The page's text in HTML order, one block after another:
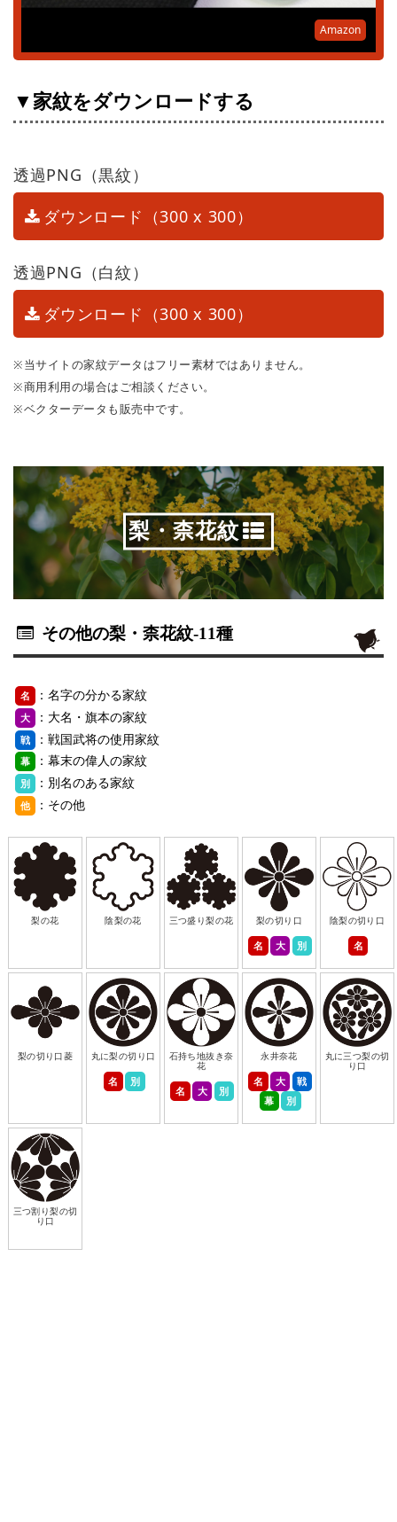
Amazon
▼家紋をダウンロードする
透過PNG（黒紋）
ダウンロード（300 x 300）
透過PNG（白紋）
ダウンロード（300 x 300）
※当サイトの家紋データはフリー素材ではありません。
※商用利用の場合はご相談ください。
※ベクターデータも販売中です。
梨・柰花紋
その他の梨・柰花紋-11種
名 ：名字の分かる家紋
大 ：大名・旗本の家紋
戦 ：戦国武将の使用家紋
幕 ：幕末の偉人の家紋
別 ：別名のある家紋
他 ：その他
梨の花 陰梨の花 三つ盛り梨の花 梨の切り口
名 大 別
陰梨の切り口
名
梨の切り口菱 丸に梨の切り口
名 別
石持ち地抜き奈
花
名 大 別
永井奈花
名 大
戦
幕
別
丸に三つ梨の切
り口
三つ割り梨の切
り口